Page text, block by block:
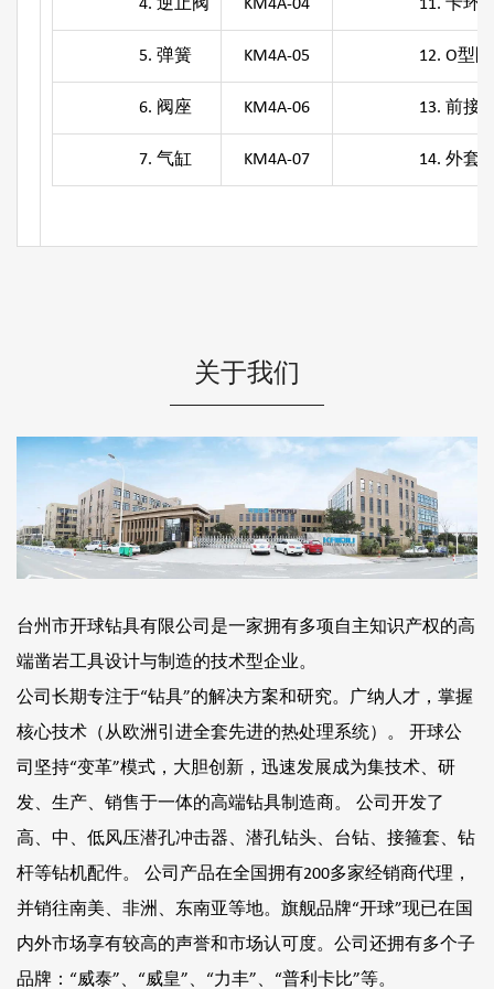
4. 逆止阀 KM4A-04 11. 卡环
5. 弹簧 KM4A-05 12. O型圈
6. 阀座 KM4A-06 13. 前接
7. 气缸 KM4A-07 14. 外套
关于我们
台州市开球钻具有限公司是一家拥有多项自主知识产权的高
端凿岩工具设计与制造的技术型企业。
公司长期专注于“钻具”的解决方案和研究。广纳人才，掌握
核心技术（从欧洲引进全套先进的热处理系统）。 开球公
司坚持“变革”模式，大胆创新，迅速发展成为集技术、研
发、生产、销售于一体的高端钻具制造商。 公司开发了
高、中、低风压潜孔冲击器、潜孔钻头、台钻、接箍套、钻
杆等钻机配件。 公司产品在全国拥有200多家经销商代理，
并销往南美、非洲、东南亚等地。旗舰品牌“开球”现已在国
内外市场享有较高的声誉和市场认可度。公司还拥有多个子
品牌：“威泰”、“威皇”、“力丰”、“普利卡比”等。